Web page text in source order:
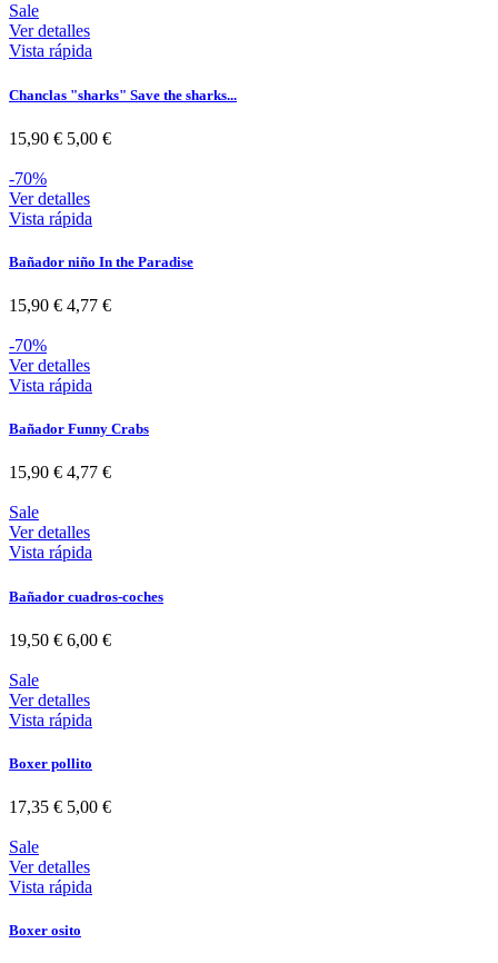
Sale
Ver detalles
Vista rápida
Chanclas "sharks" Save the sharks...
15,90 € 5,00 €
-70%
Ver detalles
Vista rápida
Bañador niño In the Paradise
15,90 € 4,77 €
-70%
Ver detalles
Vista rápida
Bañador Funny Crabs
15,90 € 4,77 €
Sale
Ver detalles
Vista rápida
Bañador cuadros-coches
19,50 € 6,00 €
Sale
Ver detalles
Vista rápida
Boxer pollito
17,35 € 5,00 €
Sale
Ver detalles
Vista rápida
Boxer osito